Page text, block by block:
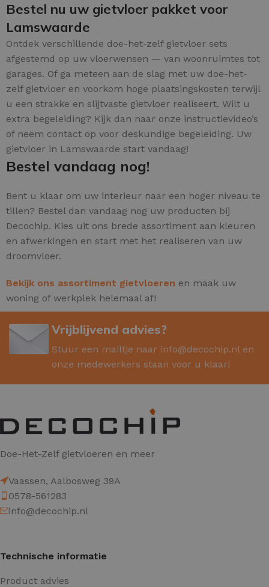
Bestel nu uw gietvloer pakket voor
Lamswaarde
Ontdek verschillende doe-het-zelf gietvloer sets
afgestemd op uw vloerwensen — van woonruimtes tot
garages. Of ga meteen aan de slag met uw doe-het-
zelf gietvloer en voorkom hoge plaatsingskosten terwijl
u een strakke en slijtvaste gietvloer realiseert. Wilt u
extra begeleiding? Kijk dan naar onze instructievideo’s
of neem contact op voor deskundige begeleiding. Uw
gietvloer in Lamswaarde start vandaag!
Bestel vandaag nog!
Bent u klaar om uw interieur naar een hoger niveau te
tillen? Bestel dan vandaag nog uw producten bij
Decochip. Kies uit ons brede assortiment aan kleuren
en afwerkingen en start met het realiseren van uw
droomvloer.
Bekijk ons assortiment gietvloeren en maak uw
woning of werkplek helemaal af!
Vrijblijvend advies?
Stuur een mailtje naar info@decochip.nlen
onze medewerkers staan voor u klaar!
Doe-Het-Zelf gietvloeren en meer
Vaassen, Aalbosweg 39A
0578-561283
info@decochip.nl
Technische informatie
Product advies